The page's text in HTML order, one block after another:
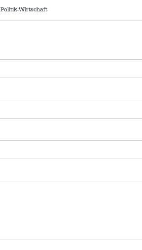
Wirtschaft